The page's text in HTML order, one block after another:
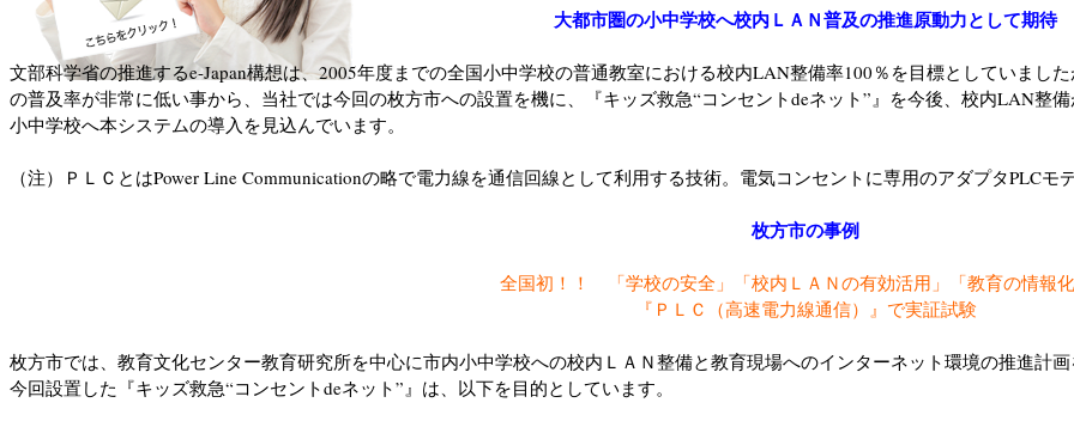
大都市圏の小中学校へ校内ＬＡＮ普及の推進原動力として期待
文部科学省の推進するe-Japan構想は、2005年度までの全国小中学校の普通教室における校内LAN整備率100％を目標としていまし
の普及率が非常に低い事から、当社では今回の枚方市への設置を機に、『キッズ救急“コンセントdeネット”』を今後、校内LAN整
小中学校へ本システムの導入を見込んでいます。
（注）ＰＬＣとはPower Line Communicationの略で電力線を通信回線として利用する技術。電気コンセントに専用のアダプタPLC
枚方市の事例
全国初！！ 「学校の安全」「校内ＬＡＮの有効活用」「教育の情報
『ＰＬＣ（高速電力線通信）』で実証試験
枚方市では、教育文化センター教育研究所を中心に市内小中学校への校内ＬＡＮ整備と教育現場へのインターネット環境の推進計
今回設置した『キッズ救急“コンセントdeネット”』は、以下を目的としています。